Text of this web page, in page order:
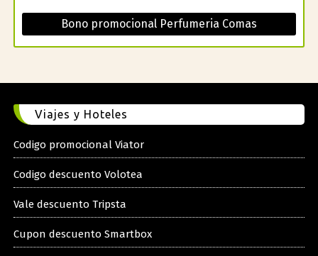
Bono promocional Perfumeria Comas
Viajes y Hoteles
Codigo promocional Viator
Codigo descuento Volotea
Vale descuento Tripsta
Cupon descuento Smartbox